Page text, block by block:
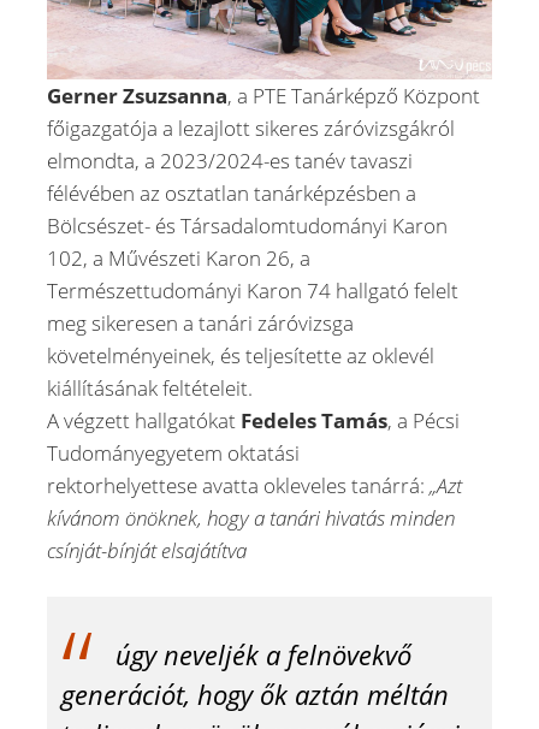
Gerner Zsuzsanna, a PTE Tanárképző Központ
főigazgatója a lezajlott sikeres záróvizsgákról
elmondta, a 2023/2024-es tanév tavaszi
félévében az osztatlan tanárképzésben a
Bölcsészet- és Társadalomtudományi Karon
102, a Művészeti Karon 26, a
Természettudományi Karon 74 hallgató felelt
meg sikeresen a tanári záróvizsga
követelményeinek, és teljesítette az oklevél
kiállításának feltételeit.
A végzett hallgatókat Fedeles Tamás, a Pécsi
Tudományegyetem oktatási
rektorhelyettese avatta okleveles tanárrá: „Azt
kívánom önöknek, hogy a tanári hivatás minden
csínját-bínját elsajátítva
úgy neveljék a felnövekvő
generációt, hogy ők aztán méltán